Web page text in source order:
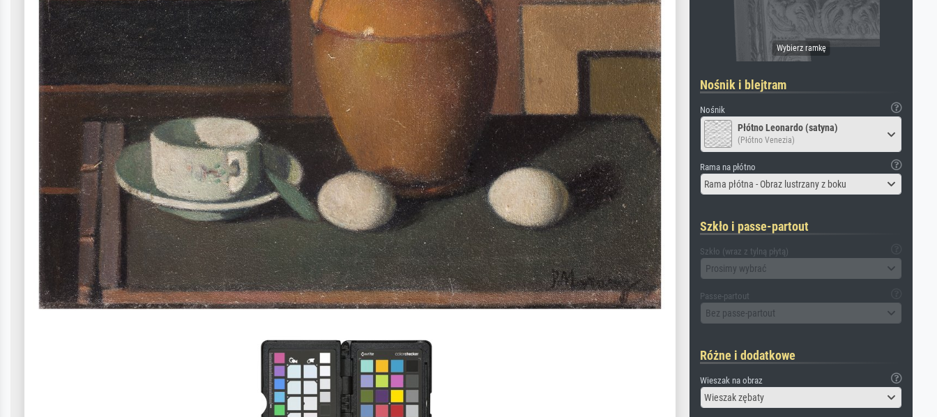
Nośnik i blejtram
Nośnik
Płótno Leonardo (satyna)
(Płótno Venezia)
Rama na płótno
Rama płótna - Obraz lustrzany z boku
Szkło i passe-partout
Szkło (wraz z tylną płytą)
Prosimy wybrać
Passe-partout
Bez passe-partout
Różne i dodatkowe
Wieszak na obraz
Wieszak zębaty